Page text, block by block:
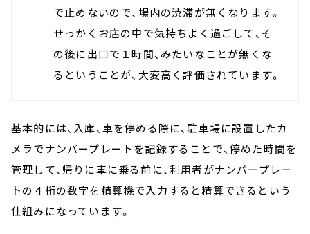
で止めないので、場内の渋滞が無くなります。
せっかくお店の中で気持ちよく過ごして、そ
の後に出口で１時間、みたいなことが無くな
るということが、大変高く評価されています。
基本的には、入庫、車を停める際に、駐車場に設置したカ
メラでナンバープレートを記録することで、停めた時間を
管理して、帰りに車に乗る前に、利用者がナンバープレー
トの４桁の数字を精算機で入力すると精算できるという
仕組みになっています。